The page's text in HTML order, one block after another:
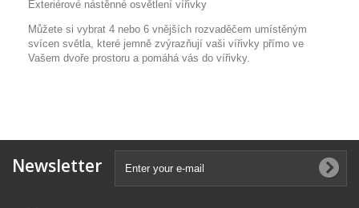
Exteriérové nástěnné osvětlení vířivky
Můžete si vybrat 4 nebo 6 vnějších rozvaděčem umístěným
svícen světla, které jemně zvýrazňují vaši vířivky přímo ve
Vašem dvoře prostoru a pomáhá vás do vířivky.
Newsletter